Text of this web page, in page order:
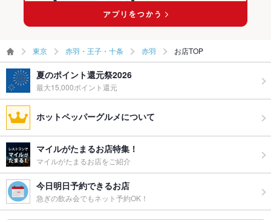
東京 赤羽・王子・十条 赤羽 お店TOP
夏のポイント還元祭2026
最大15,000ポイント還元
ホットペッパーグルメについて
マイルがたまるお店特集！
マイルがたまるお店をご紹介
今日明日予約できるお店
急ぎの飲み会でもネット予約OK！